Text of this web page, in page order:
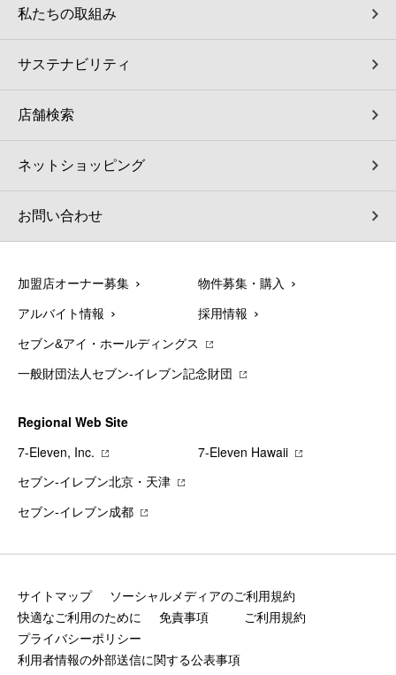
私たちの取組み
サステナビリティ
店舗検索
ネットショッピング
お問い合わせ
加盟店オーナー募集 物件募集・購入
アルバイト情報 採用情報
セブン&アイ・ホールディングス
一般財団法人セブン-イレブン記念財団
Regional Web Site
7‐Eleven, Inc.
7‐Eleven Hawaii
セブン‐イレブン北京・天津
セブン‐イレブン成都
サイトマップ
ソーシャルメディアのご利用規約
快適なご利用のために
免責事項
ご利用規約
プライバシーポリシー
利用者情報の外部送信に関する公表事項